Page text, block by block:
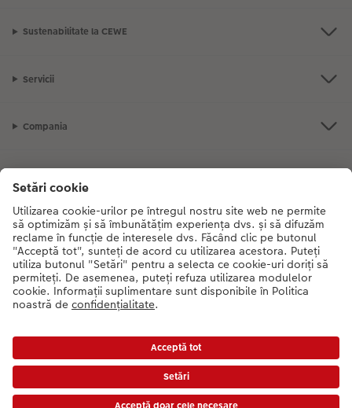
Sustenabilitate la CEWE
Servicii
Compania
CEWE Fotolumea
Dacă aveți întrebări despre serviciile noastre sau comanda dvs., vă rugăm
să ne contactati telefonic:0316 300 693De luni până duminică: 09:00 -
17:30